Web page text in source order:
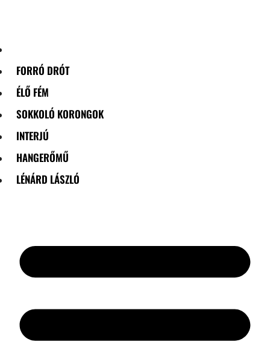
FORRÓ DRÓT
ÉLŐ FÉM
SOKKOLÓ KORONGOK
INTERJÚ
HANGERŐMŰ
LÉNÁRD LÁSZLÓ